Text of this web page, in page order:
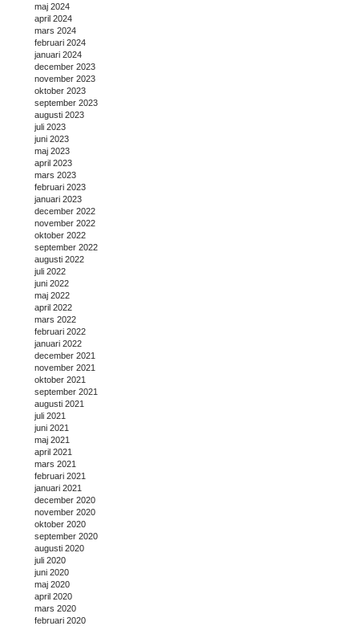
maj 2024
april 2024
mars 2024
februari 2024
januari 2024
december 2023
november 2023
oktober 2023
september 2023
augusti 2023
juli 2023
juni 2023
maj 2023
april 2023
mars 2023
februari 2023
januari 2023
december 2022
november 2022
oktober 2022
september 2022
augusti 2022
juli 2022
juni 2022
maj 2022
april 2022
mars 2022
februari 2022
januari 2022
december 2021
november 2021
oktober 2021
september 2021
augusti 2021
juli 2021
juni 2021
maj 2021
april 2021
mars 2021
februari 2021
januari 2021
december 2020
november 2020
oktober 2020
september 2020
augusti 2020
juli 2020
juni 2020
maj 2020
april 2020
mars 2020
februari 2020